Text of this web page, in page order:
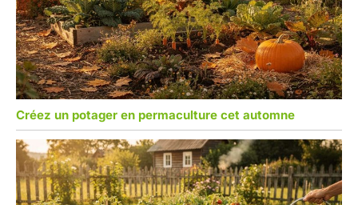
Créez un potager en permaculture cet automne